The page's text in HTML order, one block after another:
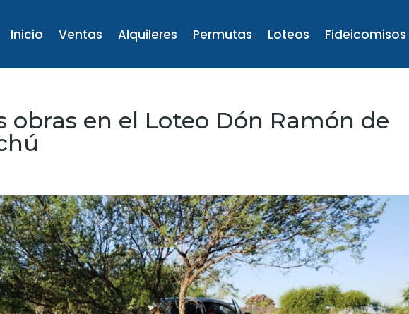
Inicio Ventas Alquileres Permutas Loteos Fideicomisos
obras en el Loteo Dón Ramón de